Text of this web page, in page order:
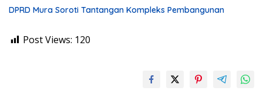
DPRD Mura Soroti Tantangan Kompleks Pembangunan
Post Views: 120